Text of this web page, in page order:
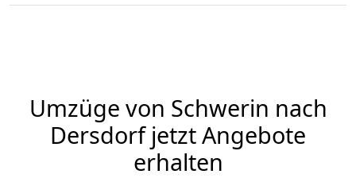
Umzüge von Schwerin nach
Dersdorf jetzt Angebote
erhalten